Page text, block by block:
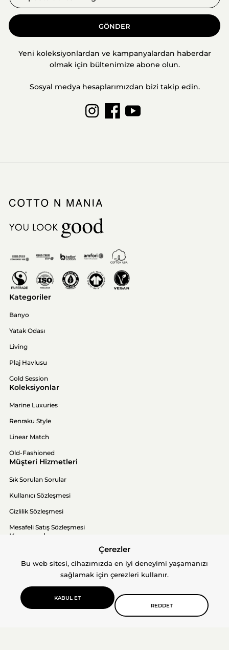
GÖNDER
Yeni koleksiyonlardan ve kampanyalardan haberdar
olmak için bültenimize abone olun.
Sosyal medya hesaplarımızdan bizi takip edin.
Kategoriler
Banyo
Yatak Odası
Living
Plaj Havlusu
Gold Session
Koleksiyonlar
Marine Luxuries
Renraku Style
Linear Match
Old-Fashioned
Müşteri Hizmetleri
Sık Sorulan Sorular
Kullanıcı Sözleşmesi
Gizlilik Sözleşmesi
Mesafeli Satış Sözleşmesi
Kurumsal
Çerezler
Bu web sitesi, cihazımızda en iyi deneyimi yaşamanızı
sağlamak için çerezleri kullanır.
KABUL ET
REDDET